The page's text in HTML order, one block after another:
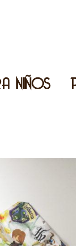
NIÑOS